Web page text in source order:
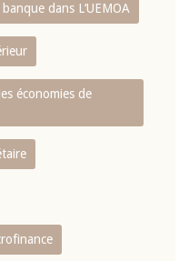
dans L‘UEMOA
économies de